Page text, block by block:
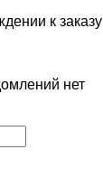
к заказу
нет